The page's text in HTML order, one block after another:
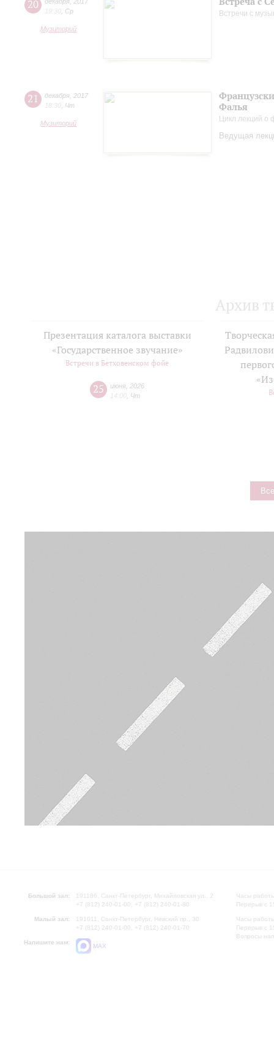
20
19:30 Ср
Музиторий
Встречи с
21 декабря 2017
18:30 Чт
Музиторий
Фалья
Цикл лекций о
Ведущая
Архив
Презентация каталога выставки
«Государственное звучание»
Встречи в Бетховенском фойе
25 июня 2026
14:00 Чт
Большой зал:
191186, Санкт-Петербург, Михайловская ул., 2
+7 (812) 240-01-00, +7 (812) 240-01-80
Малый зал:
191011, Санкт-Петербург, Невский пр., 30
+7 (812) 240-01-00, +7 (812) 240-01-70
Напишите нам:
MAX
Часы
Перерыв с
Часы
Перерыв с
Вопросы